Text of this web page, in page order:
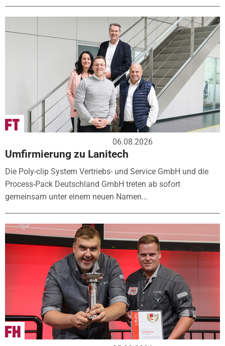
06.08.2026
Umfirmierung zu Lanitech
Die Poly-clip System Vertriebs- und Service GmbH und die
Process-Pack Deutschland GmbH treten ab sofort
gemeinsam unter einem neuen Namen...